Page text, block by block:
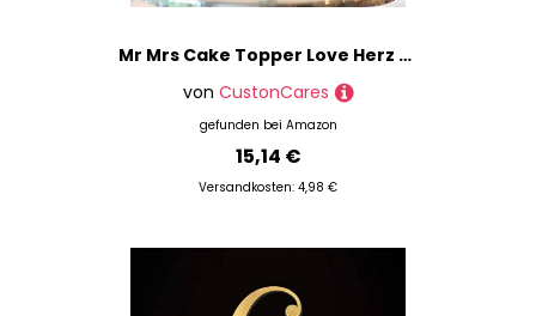
Mr Mrs Cake Topper Love Herz Form Cupcake Topper Herz Amor Be Mine Acryl Schwarz Abschluss Geburtstag Dekoration Supplies Elegante Geschenke für Erwachsene Frauen
von CustonCares
gefunden bei Amazon
15,14 €
Versandkosten: 4,98 €